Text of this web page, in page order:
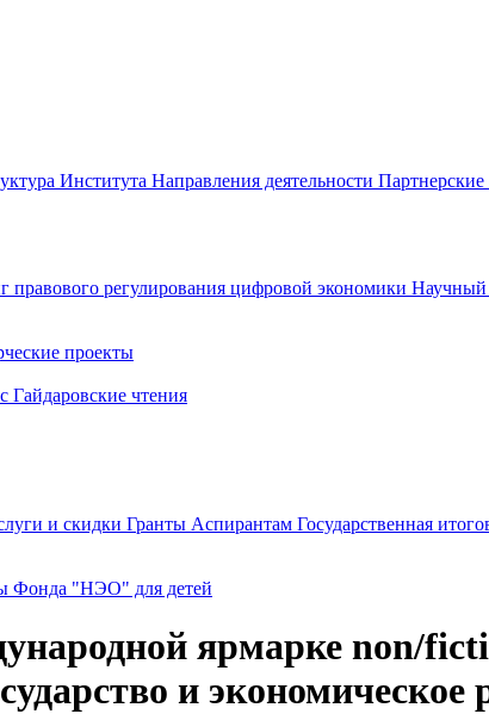
Института Направления деятельности Партнерские
правового регулирования цифровой экономики
проекты
Гайдаровские чтения
и скидки Гранты Аспирантам Государственная
Фонда "НЭО" для детей
ярмарке non/
и экономическое